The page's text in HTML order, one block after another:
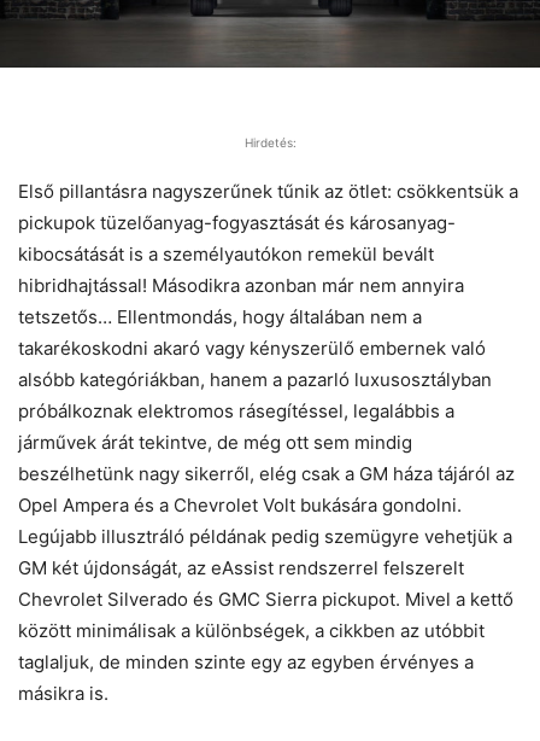
Hirdetés:
Első pillantásra nagyszerűnek tűnik az ötlet: csökkentsük a
pickupok tüzelőanyag-fogyasztását és károsanyag-
kibocsátását is a személyautókon remekül bevált
hibridhajtással! Másodikra azonban már nem annyira
tetszetős… Ellentmondás, hogy általában nem a
takarékoskodni akaró vagy kényszerülő embernek való
alsóbb kategóriákban, hanem a pazarló luxusosztályban
próbálkoznak elektromos rásegítéssel, legalábbis a
járművek árát tekintve, de még ott sem mindig
beszélhetünk nagy sikerről, elég csak a GM háza tájáról az
Opel Ampera és a Chevrolet Volt bukására gondolni.
Legújabb illusztráló példának pedig szemügyre vehetjük a
GM két újdonságát, az eAssist rendszerrel felszerelt
Chevrolet Silverado és GMC Sierra pickupot. Mivel a kettő
között minimálisak a különbségek, a cikkben az utóbbit
taglaljuk, de minden szinte egy az egyben érvényes a
másikra is.